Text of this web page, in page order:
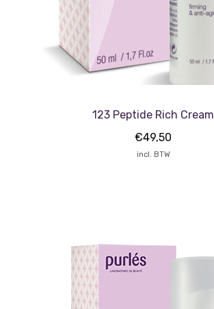
123 Peptide Rich Cream
€49,50
incl. BTW